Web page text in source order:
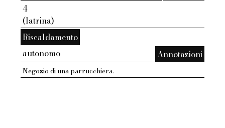
4
(latrina)
Riscaldamento
autonomo
Annotazioni
Negozio di una parrucchiera.